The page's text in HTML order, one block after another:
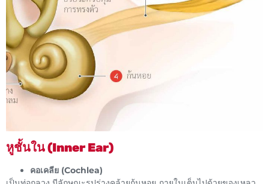
หูชั้นใน (Inner Ear)
คอเคลีย (Cochlea)